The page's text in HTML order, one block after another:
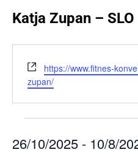
Katja Zupan – SLO
Website
https://www.fitnes-
zupan/
26/10/2025 - 10/8/